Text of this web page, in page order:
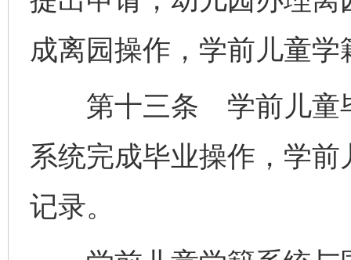
成离园操作，学前儿童
第十三条 学前儿童毕
系统完成毕业操作，学
记录。